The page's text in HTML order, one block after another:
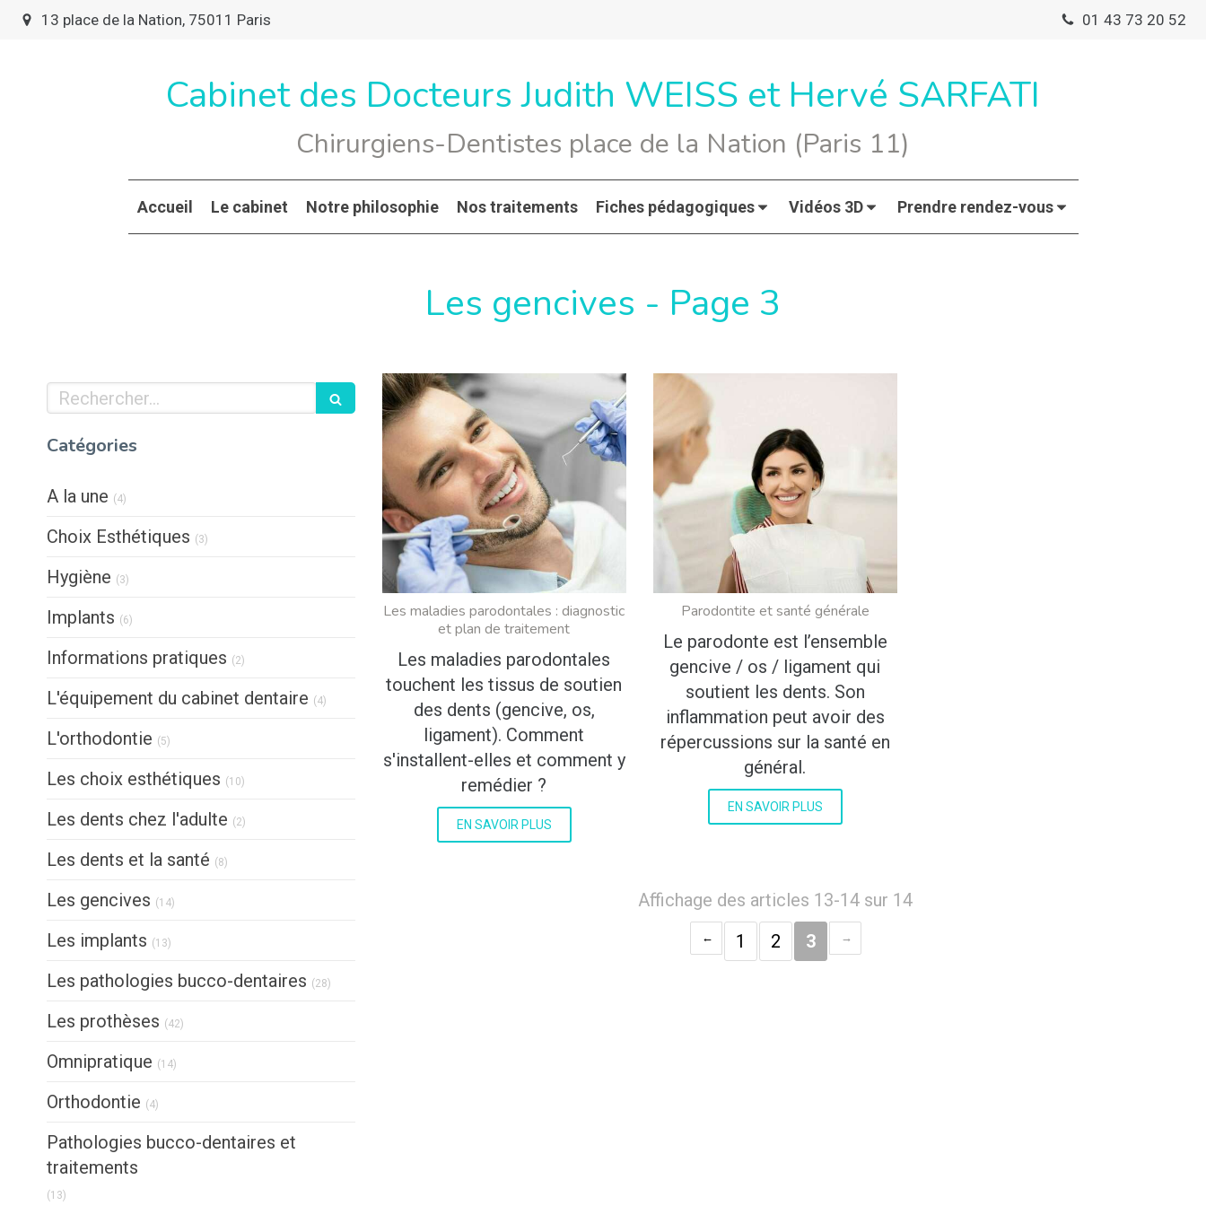
13 place de la Nation, 75011 Paris 01 43 73 20 52
Cabinet des Docteurs Judith WEISS et Hervé SARFATI
Chirurgiens-Dentistes place de la Nation (Paris 11)
Accueil Le cabinet Notre philosophie Nos traitements Fiches pédagogiques Vidéos 3D Prendre rendez-vous
Les gencives - Page 3
Les maladies parodontales : diagnostic
et plan de traitement
Les maladies parodontales
touchent les tissus de soutien
des dents (gencive, os,
ligament). Comment
s'installent-elles et comment y
remédier ?
EN SAVOIR PLUS
Parodontite et santé générale
Le parodonte est l’ensemble
gencive / os / ligament qui
soutient les dents. Son
inflammation peut avoir des
répercussions sur la santé en
général.
EN SAVOIR PLUS
Affichage des articles 13-14 sur 14
1
2 3
Rechercher
Catégories
A la une (4)
Choix Esthétiques (3)
Hygiène (3)
Implants (6)
Informations pratiques (2)
L'équipement du cabinet dentaire (4)
Articles Count
L'orthodontie (5)
Les choix esthétiques (10)
Les dents chez l'adulte (2)
Les dents et la santé (8)
Les gencives (14)
Les implants (13)
Les pathologies bucco-dentaires (28)
Les prothèses (42)
Omnipratique (14)
Orthodontie (4)
Pathologies bucco-dentaires et
traitements
(13)